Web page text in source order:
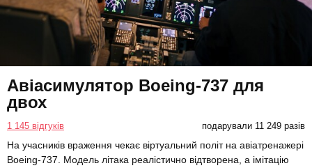
Авіасимулятор Boeing-737 для
двох
1 145 відгуків подарували 11 249 разів
На учасників враження чекає віртуальний політ на авіатренажері
Boeing-737. Модель літака реалістично відтворена, а імітацію